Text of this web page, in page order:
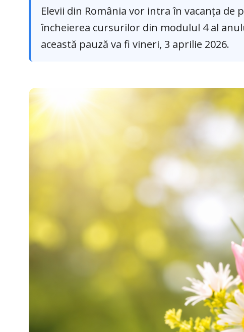
Elevii din România vor intra în vacanța de
încheierea cursurilor din modulul 4 al
această pauză va fi vineri, 3 aprilie 2026.